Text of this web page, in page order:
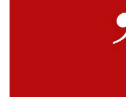
APUESTA POR LA